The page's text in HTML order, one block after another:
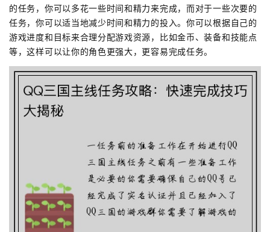
的任务，你可以多花一些时间和精力来完成，而对于一些次要的
任务，你可以适当地减少时间和精力的投入。你可以根据自己的
游戏进度和目标来合理分配游戏资源，比如金币、装备和技能点
等，这样可以让你的角色更强大，更容易完成任务。